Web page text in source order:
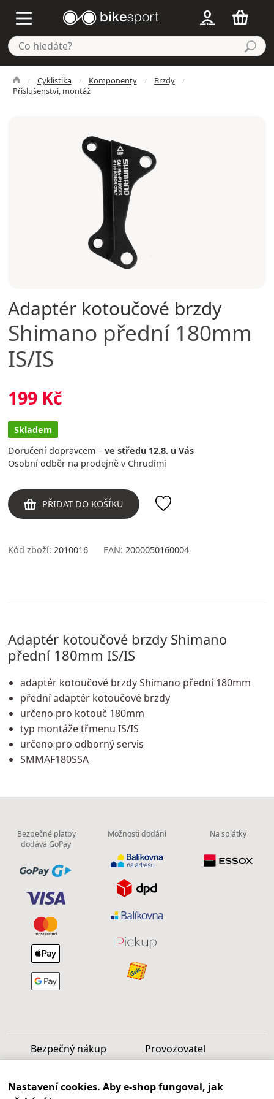
Cyklistika Komponenty
Brzdy
Příslušenství, montáž
Adaptér kotoučové brzdy
Shimano přední 180mm
IS/IS
199 Kč
Skladem
Doručení dopravcem – ve středu 12.8. u Vás
Osobní odběr na prodejně v Chrudimi
PŘIDAT DO KOŠÍKU
Kód zboží: 2010016 EAN: 2000050160004
Adaptér kotoučové brzdy Shimano
přední 180mm IS/IS
adaptér kotoučové brzdy Shimano přední 180mm
přední adaptér kotoučové brzdy
určeno pro kotouč 180mm
typ montáže třmenu IS/IS
určeno pro odborný servis
SMMAF180SSA
Bezpečné platby
dodává GoPay
Možnosti dodání Na splátky
Bezpečný nákup Provozovatel
Nastavení cookies. Aby e-shop fungoval, jak